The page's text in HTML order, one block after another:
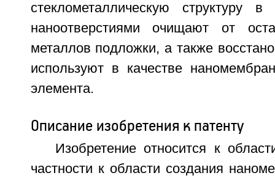
стеклометаллическую
наноотверстиями очищают от
металлов подложки, а также
используют в качестве
элемента.
Описание изобретения к патенту
Изобретение относится к
частности к области создания